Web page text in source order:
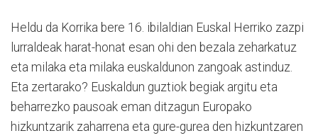
Heldu da Korrika bere 16. ibilaldian Euskal Herriko zazpi
lurraldeak harat-honat esan ohi den bezala zeharkatuz
eta milaka eta milaka euskaldunon zangoak astinduz.
Eta zertarako? Euskaldun guztiok begiak argitu eta
beharrezko pausoak eman ditzagun Europako
hizkuntzarik zaharrena eta gure-gurea den hizkuntzaren